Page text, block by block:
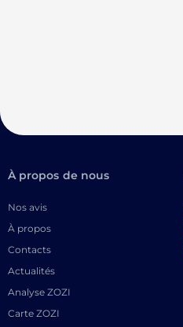
À propos de nous
Nos avis
À propos
Contacts
Actualités
Analyse ZOZI
Carte ZOZI